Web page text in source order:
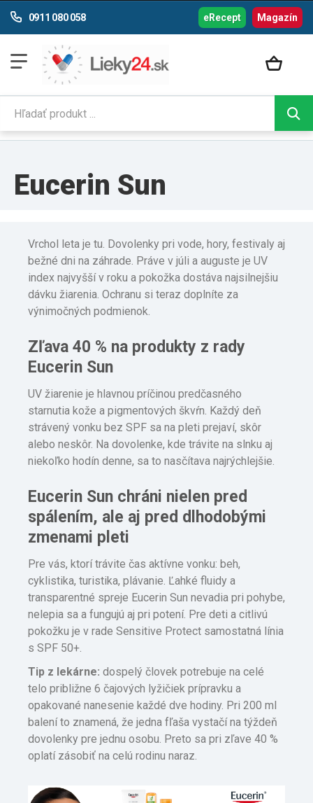
Magazín
0911 080 058 eRecept
Eucerin Sun
Vrchol leta je tu. Dovolenky pri vode, hory, festivaly aj
bežné dni na záhrade. Práve v júli a auguste je UV
index najvyšší v roku a pokožka dostáva najsilnejšiu
dávku žiarenia. Ochranu si teraz doplníte za
výnimočných podmienok.
Zľava 40 % na produkty z rady
Eucerin Sun
UV žiarenie je hlavnou príčinou predčasného
starnutia kože a pigmentových škvŕn. Každý deň
strávený vonku bez SPF sa na pleti prejaví, skôr
alebo neskôr. Na dovolenke, kde trávite na slnku aj
niekoľko hodín denne, sa to nasčítava najrýchlejšie.
Eucerin Sun chráni nielen pred
spálením, ale aj pred dlhodobými
zmenami pleti
Pre vás, ktorí trávite čas aktívne vonku: beh,
cyklistika, turistika, plávanie. Ľahké fluidy a
transparentné spreje Eucerin Sun nevadia pri pohybe,
nelepia sa a fungujú aj pri potení. Pre deti a citlivú
pokožku je v rade Sensitive Protect samostatná línia
s SPF 50+.
Tip z lekárne: dospelý človek potrebuje na celé
telo približne 6 čajových lyžičiek prípravku a
opakované nanesenie každé dve hodiny. Pri 200 ml
balení to znamená, že jedna fľaša vystačí na týždeň
dovolenky pre jednu osobu. Preto sa pri zľave 40 %
oplatí zásobiť na celú rodinu naraz.